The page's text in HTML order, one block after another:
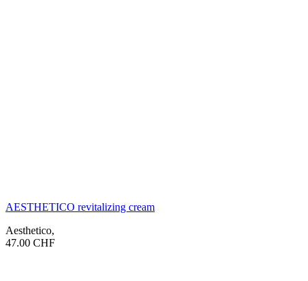
AESTHETICO revitalizing cream
Aesthetico,
47.00 CHF